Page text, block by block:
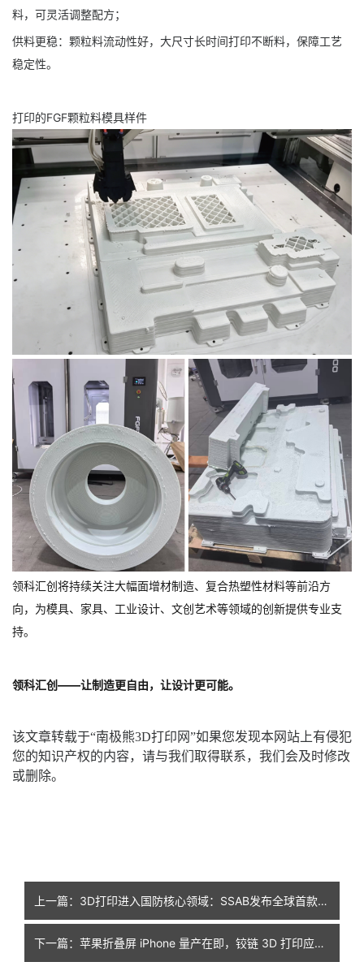
料，可灵活调整配方；
供料更稳：颗粒料流动性好，大尺寸长时间打印不断料，保障工艺
稳定性。
打印的FGF颗粒料模具样件
领科汇创将持续关注大幅面增材制造、复合热塑性材料等前沿方
向，为模具、家具、工业设计、文创艺术等领域的创新提供专业支
持。
领科汇创——让制造更自由，让设计更可能。
该文章转载于“南极熊3D打印网”如果您发现本网站上有侵犯
您的知识产权的内容，请与我们取得联系，我们会及时修改
或删除。
上一篇：3D打印进入国防核心领域：SSAB发布全球首款防护级装甲钢粉
下一篇：苹果折叠屏 iPhone 量产在即，铰链 3D 打印应用引关注